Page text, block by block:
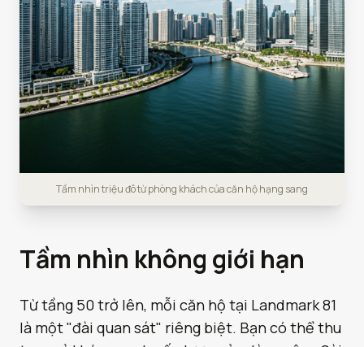
Tầm nhìn triệu đô từ phòng khách của căn hộ hạng sang
Tầm nhìn không giới hạn
Từ tầng 50 trở lên, mỗi căn hộ tại Landmark 81
là một "đài quan sát" riêng biệt. Bạn có thể thu